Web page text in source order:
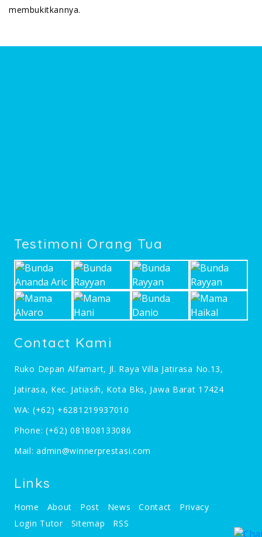
membukitkannya.
Testimoni Orang Tua
Contact Kami
Ruko Depan Alfamart, Jl. Raya Villa Jatirasa No.13,
Jatirasa, Kec. Jatiasih, Kota Bks, Jawa Barat 17424
WA: (+62) +6281219937010
Phone: (+62) 081808133086
Mail:admin@winnerprestasi.com
Links
Home About Post News Contact
Privacy
Login Tutor
Sitemap RSS